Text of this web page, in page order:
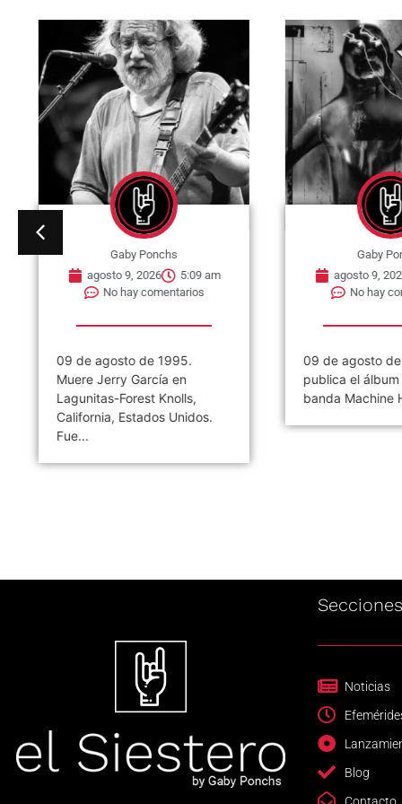
Gaby Ponchs
agosto 9, 2026
5:09 am
No hay comentarios
09 de agosto de 1995.
Muere Jerry García en
Lagunitas-Forest Knolls,
California, Estados Unidos.
Fue...
Gaby
agosto 9,
No hay
09 de agosto de
publica el
banda Machine
Secciones
Noticias
Blog
Contacto